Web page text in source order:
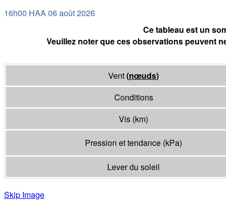
16h00 HAA 06 août 2026
Ce tableau est un
Veuillez noter que ces observations peuvent
Vent(nœuds)
Conditions
Vis (km)
Pression et tendance (kPa)
Lever du soleil
Skip Image